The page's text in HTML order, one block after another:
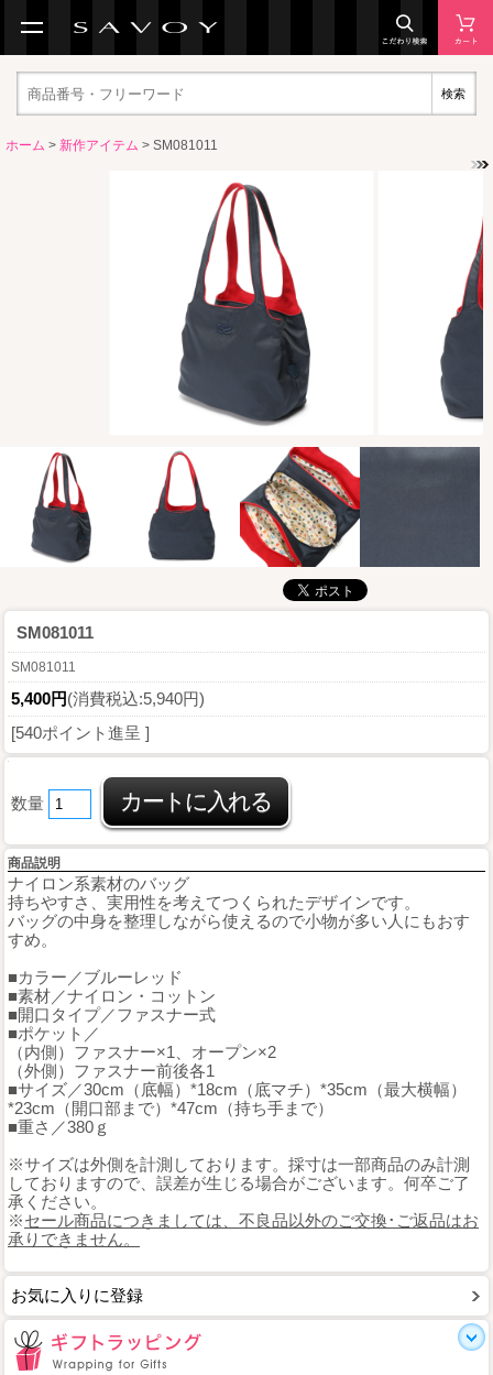
検索
ホーム > 新作アイテム > SM081011
SM081011
SM081011
5,400円(消費税込:5,940円)
[540ポイント進呈 ]
数量
商品説明
ナイロン系素材のバッグ
持ちやすさ、実用性を考えてつくられたデザインです。
バッグの中身を整理しながら使えるので小物が多い人にもおす
すめ。
■カラー／ブルーレッド
■素材／ナイロン・コットン
■開口タイプ／ファスナー式
■ポケット／
（内側）ファスナー×1、オープン×2
（外側）ファスナー前後各1
■サイズ／30cm（底幅）*18cm（底マチ）*35cm（最大横幅）
*23cm（開口部まで）*47cm（持ち手まで）
■重さ／380ｇ
※サイズは外側を計測しております。採寸は一部商品のみ計測
しておりますので、誤差が生じる場合がございます。何卒ご了
承ください。
※セール商品につきましては、不良品以外のご交換･ご返品はお
承りできません。
お気に入りに登録